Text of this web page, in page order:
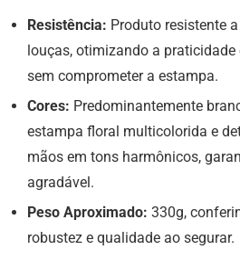
Resistência: Produto resistente
louças, otimizando a praticidade
sem comprometer a estampa.
Cores: Predominantemente
estampa floral multicolorida e
mãos em tons harmônicos,
agradável.
Peso Aproximado: 330g,
robustez e qualidade ao segurar.